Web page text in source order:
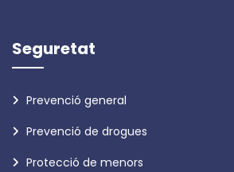
Seguretat
Prevenció general
Prevenció de drogues
Protecció de menors